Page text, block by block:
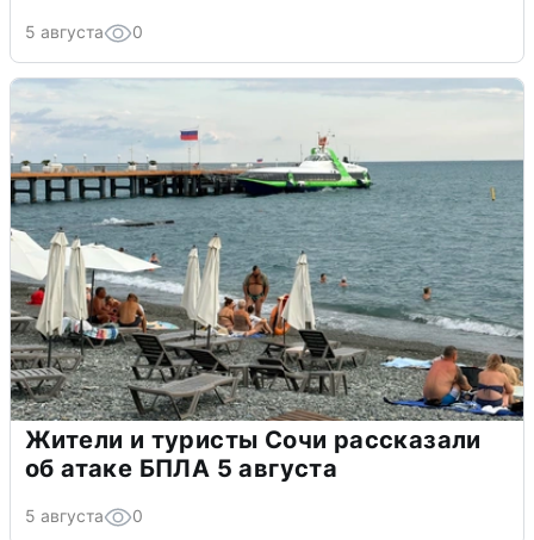
5 августа 0
Жители и туристы Сочи рассказали
об атаке БПЛА 5 августа
5 августа 0